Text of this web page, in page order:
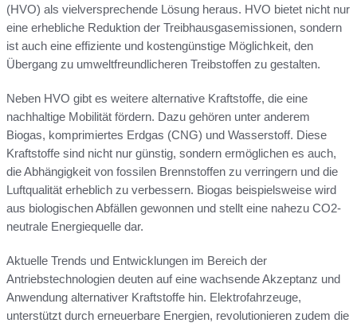
(HVO) als vielversprechende Lösung heraus. HVO bietet nicht nur
eine erhebliche Reduktion der Treibhausgasemissionen, sondern
ist auch eine effiziente und kostengünstige Möglichkeit, den
Übergang zu umweltfreundlicheren Treibstoffen zu gestalten.
Neben HVO gibt es weitere alternative Kraftstoffe, die eine
nachhaltige Mobilität fördern. Dazu gehören unter anderem
Biogas, komprimiertes Erdgas (CNG) und Wasserstoff. Diese
Kraftstoffe sind nicht nur günstig, sondern ermöglichen es auch,
die Abhängigkeit von fossilen Brennstoffen zu verringern und die
Luftqualität erheblich zu verbessern. Biogas beispielsweise wird
aus biologischen Abfällen gewonnen und stellt eine nahezu CO2-
neutrale Energiequelle dar.
Aktuelle Trends und Entwicklungen im Bereich der
Antriebstechnologien deuten auf eine wachsende Akzeptanz und
Anwendung alternativer Kraftstoffe hin. Elektrofahrzeuge,
unterstützt durch erneuerbare Energien, revolutionieren zudem die